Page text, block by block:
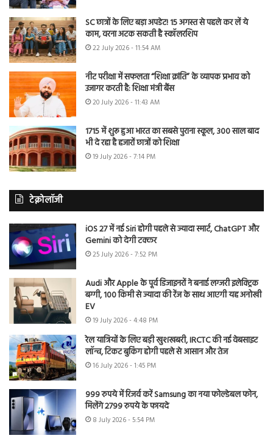
SC छात्रों के लिए बड़ा अपडेट! 15 अगस्त से पहले कर लें ये
काम, वरना अटक सकती है स्कॉलरशिप
22 July 2026 - 11:54 AM
नीट परीक्षा में सफलता “शिक्षा क्रांति” के व्यापक प्रभाव को
उजागर करती है: शिक्षा मंत्री बैंस
20 July 2026 - 11:43 AM
1715 में शुरू हुआ भारत का सबसे पुराना स्कूल, 300 साल बाद
भी दे रहा है हजारों छात्रों को शिक्षा
19 July 2026 - 7:14 PM
टेक्नोलॉजी
iOS 27 में नई Siri होगी पहले से ज्यादा स्मार्ट, ChatGPT और
Gemini को देगी टक्कर
25 July 2026 - 7:52 PM
Audi और Apple के पूर्व डिजाइनरों ने बनाई लग्जरी इलेक्ट्रिक
बग्गी, 100 किमी से ज्यादा की रेंज के साथ आएगी यह अनोखी
EV
19 July 2026 - 4:48 PM
रेल यात्रियों के लिए बड़ी खुशखबरी, IRCTC की नई वेबसाइट
लॉन्च, टिकट बुकिंग होगी पहले से आसान और तेज
16 July 2026 - 1:45 PM
999 रुपये में रिजर्व करें Samsung का नया फोल्डेबल फोन,
मिलेंगे 2799 रुपये के फायदे
8 July 2026 - 5:54 PM